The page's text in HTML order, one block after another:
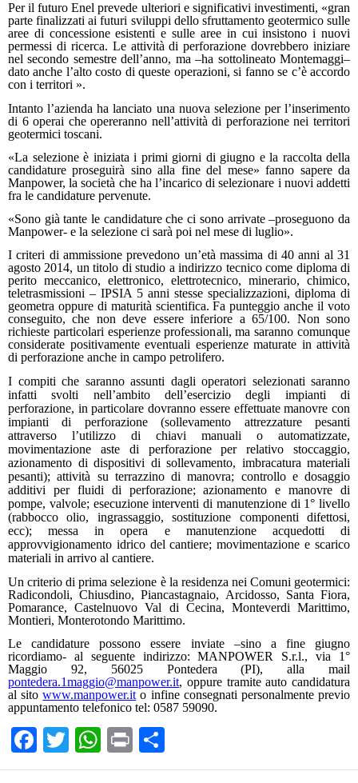
Per il futuro Enel prevede ulteriori e significativi investimenti, «gran
parte finalizzati ai futuri sviluppi dello sfruttamento geotermico sulle
aree di concessione esistenti e sulle aree in cui insistono i nuovi
permessi di ricerca. Le attività di perforazione dovrebbero iniziare
nel secondo semestre dell’anno, ma –ha sottolineato Montemaggi–
dato anche l’alto costo di queste operazioni, si fanno se c’è accordo
con i territori ».
Intanto l’azienda ha lanciato una nuova selezione per l’inserimento
di 6 operai che opereranno nell’attività di perforazione nei territori
geotermici toscani.
«La selezione è iniziata i primi giorni di giugno e la raccolta della
candidature proseguirà sino alla fine del mese» fanno sapere da
Manpower, la società che ha l’incarico di selezionare i nuovi addetti
fra le candidature pervenute.
«Sono già tante le candidature che ci sono arrivate –proseguono da
Manpower- e la selezione ci sarà poi nel mese di luglio».
I criteri di ammissione prevedono un’età massima di 40 anni al 31
agosto 2014, un titolo di studio a indirizzo tecnico come diploma di
perito meccanico, elettronico, elettrotecnico, minerario, chimico,
teletrasmissioni – IPSIA 5 anni stesse specializzazioni, diploma di
geometra oppure di maturità scientifica.Fa punteggio anche il voto
conseguito, che non deve essere inferiore a 65/100. Non sono
richieste particolari esperienze professionali, ma saranno comunque
considerate positivamente eventuali esperienze maturate in attività
di perforazione anche in campo petrolifero.
I compiti che saranno assunti dagli operatori selezionati saranno
infatti svolti nell’ambito dell’esercizio degli impianti di
perforazione, in particolare dovranno essere effettuate manovre con
impianti di perforazione (sollevamento attrezzature pesanti
attraverso l’utilizzo di chiavi manuali o automatizzate,
movimentazione aste di perforazione per relativo stoccaggio,
azionamento di dispositivi di sollevamento, imbracatura materiali
pesanti); attività su terrazzino di manovra; controllo e dosaggio
additivi per fluidi di perforazione; azionamento e manovre di
pompe, valvole; esecuzione interventi di manutenzione di 1° livello
(rabbocco olio, ingrassaggio, sostituzione componenti difettosi,
ecc); messa in opera e manutenzione acquedotti di
approvvigionamento idrico del cantiere; movimentazione e scarico
materiali in arrivo al cantiere.
Un criterio di prima selezione è la residenza nei Comuni geotermici:
Radicondoli, Chiusdino, Piancastagnaio, Arcidosso, Santa Fiora,
Pomarance, Castelnuovo Val di Cecina, Monteverdi Marittimo,
Montieri, Monterotondo Marittimo.
Le candidature possono essere inviate –sino a fine giugno
ricordiamo- al seguente indirizzo: MANPOWER S.r.l., via 1°
Maggio 92, 56025 Pontedera (PI), alla mail
pontedera.1maggio@manpower.it, oppure tramite auto candidatura
al sitowww.manpower.it o infine consegnati personalmente previo
appuntamento telefonico tel: 0587 59090.
F
a
T
wi
W
h
Pr
in o